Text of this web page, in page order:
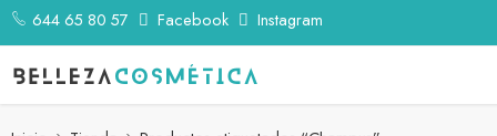
644 65 80 57 Facebook Instagram